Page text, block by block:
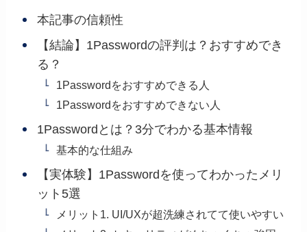
本記事の信頼性
【結論】1Passwordの評判は？おすすめでき
る？
1Passwordをおすすめできる人
1Passwordをおすすめできない人
1Passwordとは？3分でわかる基本情報
基本的な仕組み
【実体験】1Passwordを使ってわかったメリ
ット5選
メリット1. UI/UXが超洗練されてて使いやすい